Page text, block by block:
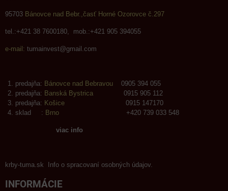
95703 Bánovce nad Bebr.,časť Horné Ozorovce č.297
tel.:+421 38 7600180, mob.:+421 905 394055
e-mail: tumainvest@gmail.com
predajňa: Bánovce nad Bebravou 0905 394 055
predajňa: Banská Bystrica 0915 905 112
predajňa: Košice 0915 147170
sklad : Brno +420 739 033 548
viac info
krby-tuma.sk Info o spracovaní osobných údajov.
INFORMÁCIE